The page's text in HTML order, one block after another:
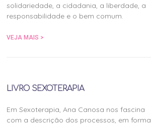
solidariedade, a cidadania, a liberdade, a
responsabilidade e o bem comum.
VEJA MAIS >
LIVRO SEXOTERAPIA
Em Sexoterapia, Ana Canosa nos fascina
com a descrição dos processos, em forma